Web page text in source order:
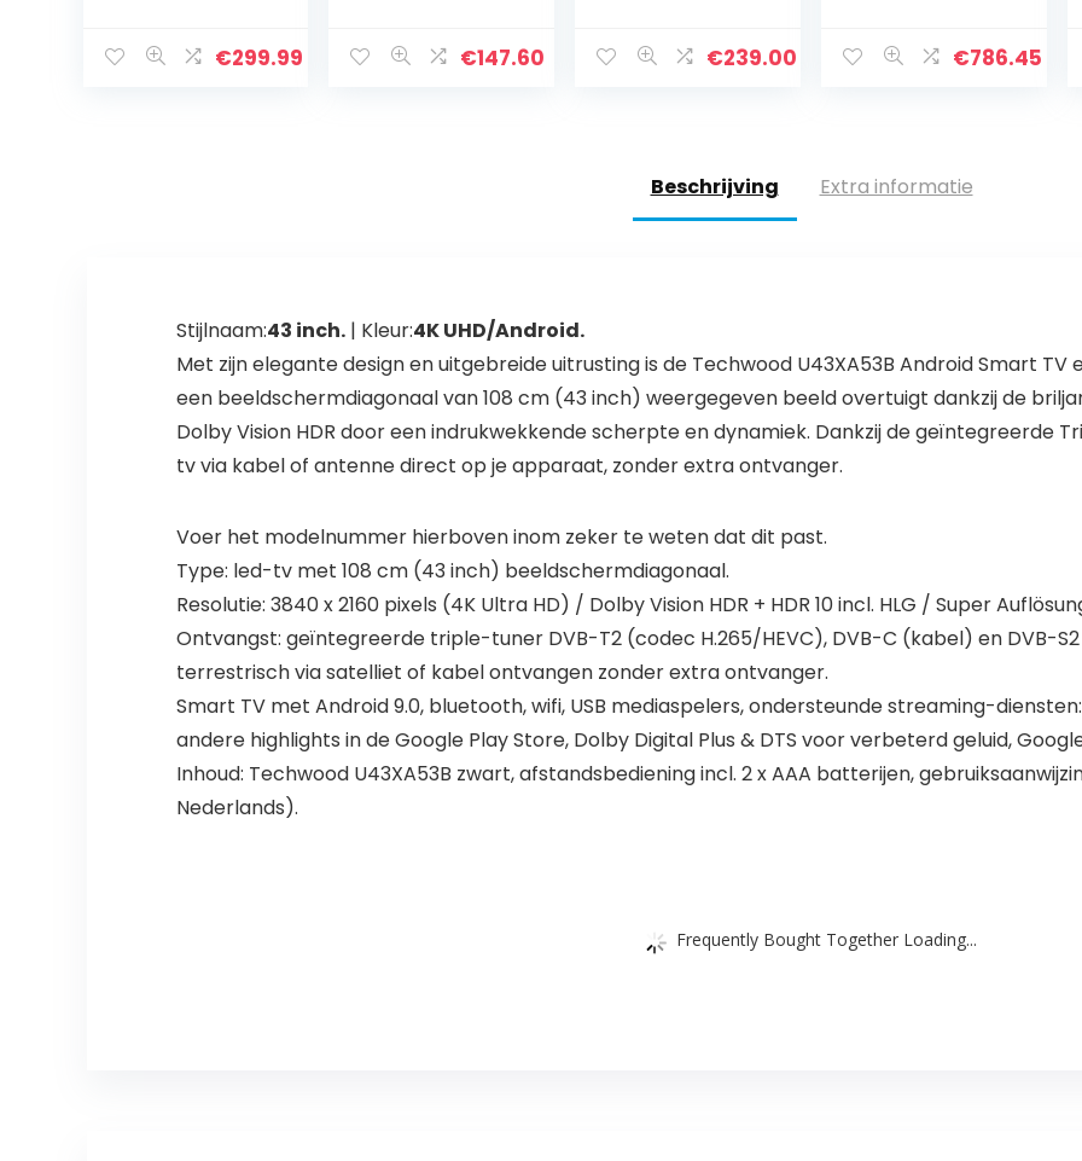
€299.99
2xUSB, 2xHDMI,
€147.60
€239.00
€786.45
Beschrijving Extra informatie
Stijlnaam:43 inch.| Kleur:4K UHD/Android.
Met zijn elegante design en uitgebreide uitrusting is de Techwood U43XA53B Android Smart TV
een beeldschermdiagonaal van 108 cm (43 inch) weergegeven beeld overtuigt dankzij de
Dolby Vision HDR door een indrukwekkende scherpte en dynamiek. Dankzij de geïntegreerde
tv via kabel of antenne direct op je apparaat, zonder extra ontvanger.
Voer het modelnummer hierboven inom zeker te weten dat dit past.
Type: led-tv met 108 cm (43 inch) beeldschermdiagonaal.
Resolutie: 3840 x 2160 pixels (4K Ultra HD) / Dolby Vision HDR + HDR 10 incl. HLG / Super
Ontvangst: geïntegreerde triple-tuner DVB-T2 (codec H.265/HEVC), DVB-C (kabel) en DVB-
terrestrisch via satelliet of kabel ontvangen zonder extra ontvanger.
Smart TV met Android 9.0, bluetooth, wifi, USB mediaspelers, ondersteunde streaming-
andere highlights in de Google Play Store, Dolby Digital Plus & DTS voor verbeterd geluid,
Inhoud: Techwood U43XA53B zwart, afstandsbediening incl. 2 x AAA batterijen,
Nederlands).
Frequently Bought Together Loading...